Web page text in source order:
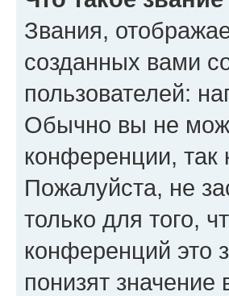
Звания,
созданных вами
пользователей:
Обычно вы не
конференции, так
Пожалуйста, не
только для того,
конференций это
понизят